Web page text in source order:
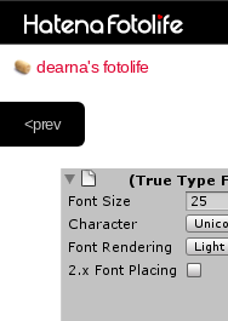
dearna's fotolife
<prev